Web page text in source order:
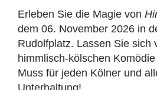
Erleben Sie die Magie von
dem 06. November 2026 in
Rudolfplatz. Lassen Sie sich
himmlisch-kölschen
Muss für jeden Kölner und
Unterhaltung!